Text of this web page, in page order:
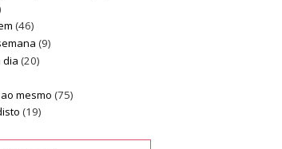
(46)
(9)
dia (20)
mesmo (75)
(19)